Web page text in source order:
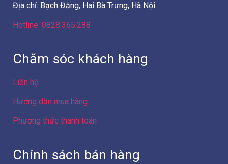
Địa chỉ: Bạch Đằng, Hai Bà Trưng, Hà Nội
Hotline: 0828.365.288
Chăm sóc khách hàng
Liên hệ
Hướng dẫn mua hàng
Phương thức thanh toán
Chính sách bán hàng